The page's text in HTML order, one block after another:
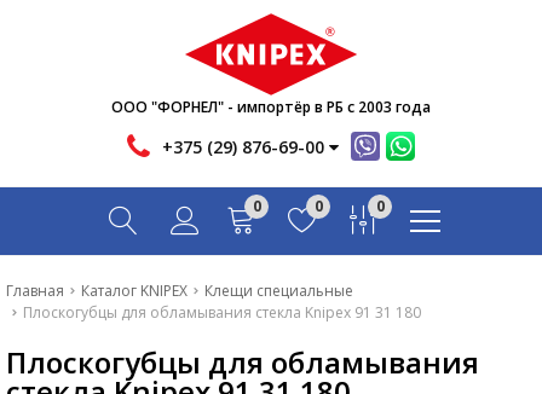
ООО "ФОРНЕЛ" - импортёр в РБ с 2003 года
+375 (29) 876-69-00
Новости
0 0 0
Главная Каталог KNIPEX
Клещи специальные
Плоскогубцы для обламывания стекла Knipex 91 31 180
Плоскогубцы для обламывания
Новости
Акции
Инфо
Контакты
Вопрос-ответ